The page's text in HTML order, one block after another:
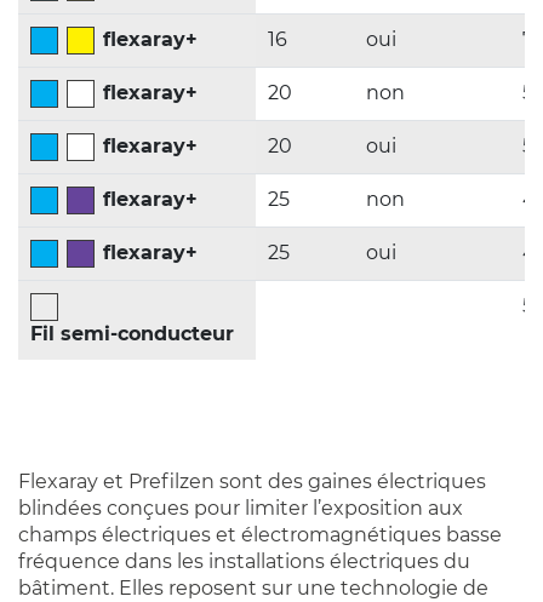
flexaray+ 16 oui
flexaray+ 20 non
flexaray+ 20 oui
flexaray+ 25 non
flexaray+ 25 oui
Fil semi-conducteur
Flexaray et Prefilzen sont des gaines électriques
blindées conçues pour limiter l’exposition aux
champs électriques et électromagnétiques basse
fréquence dans les installations électriques du
bâtiment. Elles reposent sur une technologie de